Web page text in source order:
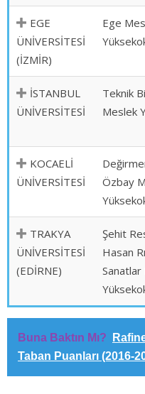
EGE
ÜNİVERSİTESİ
(İZMİR)
Ege
İSTANBUL
ÜNİVERSİTESİ
Teknik
Meslek
KOCAELİ
ÜNİVERSİTESİ
Özbay
TRAKYA
ÜNİVERSİTESİ
(EDİRNE)
Şehit
Hasan
Buna Baktın Mı?
Taban Puanları (2016-